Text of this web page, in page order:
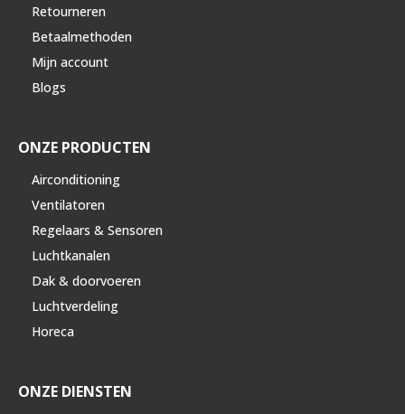
Retourneren
Betaalmethoden
Mijn account
Blogs
ONZE PRODUCTEN
Airconditioning
Ventilatoren
Regelaars & Sensoren
Luchtkanalen
Dak & doorvoeren
Luchtverdeling
Horeca
ONZE DIENSTEN